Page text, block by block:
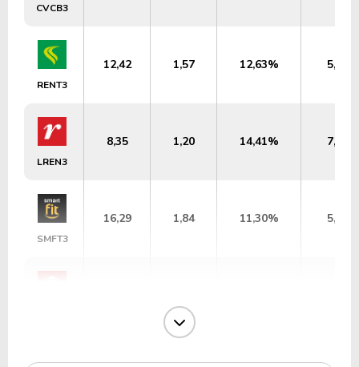
CVCB3
RENT3
12,42 1,57 12,63% 5,52%
LREN3
8,35 1,20 14,41% 7,26%
SMFT3
16,29 1,84 11,30% 5,72%